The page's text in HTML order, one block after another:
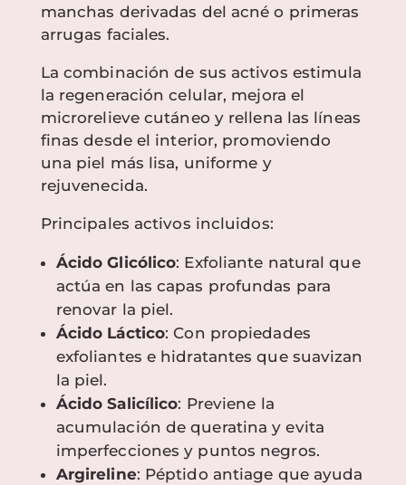
manchas derivadas del acné o primeras
arrugas faciales.
La combinación de sus activos estimula
la regeneración celular, mejora el
microrelieve cutáneo y rellena las líneas
finas desde el interior, promoviendo
una piel más lisa, uniforme y
rejuvenecida.
Principales activos incluidos:
Ácido Glicólico: Exfoliante natural que
actúa en las capas profundas para
renovar la piel.
Ácido Láctico: Con propiedades
exfoliantes e hidratantes que suavizan
la piel.
Ácido Salicílico: Previene la
acumulación de queratina y evita
imperfecciones y puntos negros.
Argireline: Péptido antiage que ayuda